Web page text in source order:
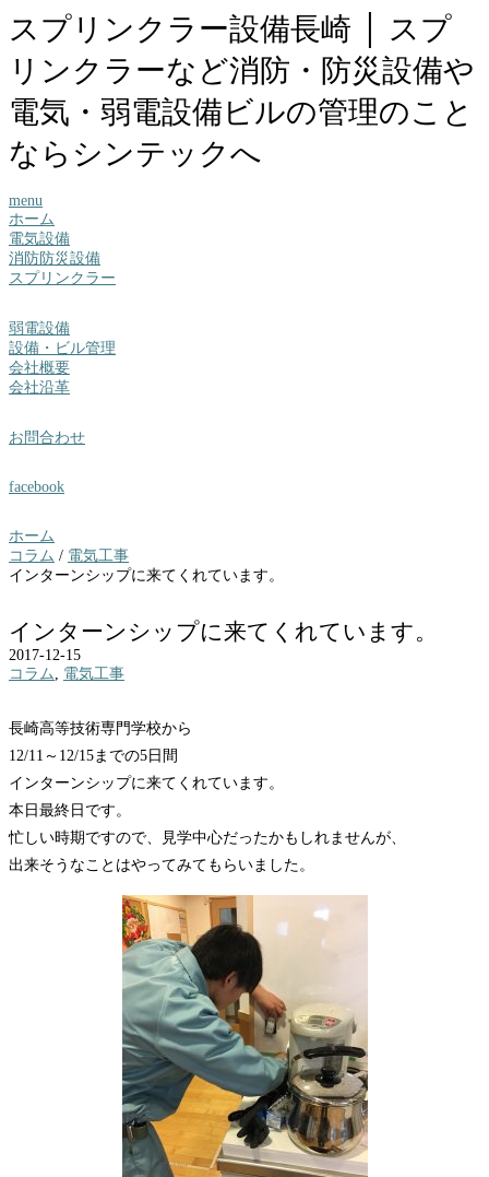
スプリンクラー設備長崎 │ スプ
リンクラーなど消防・防災設備や
電気・弱電設備ビルの管理のこと
ならシンテックへ
menu
ホーム
電気設備
消防防災設備
スプリンクラー
弱電設備
設備・ビル管理
会社概要
会社沿革
お問合わせ
facebook
ホーム
コラム / 電気工事
インターンシップに来てくれています。
インターンシップに来てくれています。
2017-12-15
コラム, 電気工事
長崎高等技術専門学校から
12/11～12/15までの5日間
インターンシップに来てくれています。
本日最終日です。
忙しい時期ですので、見学中心だったかもしれませんが、
出来そうなことはやってみてもらいました。